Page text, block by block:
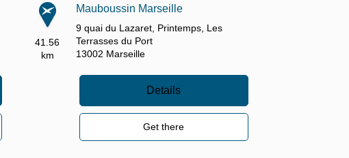
41.56
km
Mauboussin Marseille
9 quai du Lazaret, Printemps, Les
Terrasses du Port
13002 Marseille
Details
Get there